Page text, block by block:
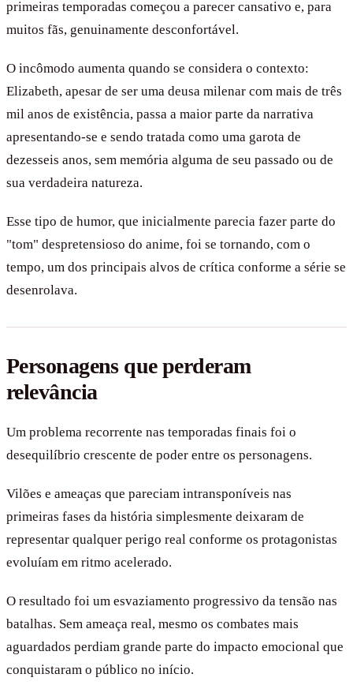
primeiras temporadas começou a parecer cansativo e, para
muitos fãs, genuinamente desconfortável.
O incômodo aumenta quando se considera o contexto:
Elizabeth, apesar de ser uma deusa milenar com mais de três
mil anos de existência, passa a maior parte da narrativa
apresentando-se e sendo tratada como uma garota de
dezesseis anos, sem memória alguma de seu passado ou de
sua verdadeira natureza.
Esse tipo de humor, que inicialmente parecia fazer parte do
"tom" despretensioso do anime, foi se tornando, com o
tempo, um dos principais alvos de crítica conforme a série se
desenrolava.
Personagens que perderam
relevância
Um problema recorrente nas temporadas finais foi o
desequilíbrio crescente de poder entre os personagens.
Vilões e ameaças que pareciam intransponíveis nas
primeiras fases da história simplesmente deixaram de
representar qualquer perigo real conforme os protagonistas
evoluíam em ritmo acelerado.
O resultado foi um esvaziamento progressivo da tensão nas
batalhas. Sem ameaça real, mesmo os combates mais
aguardados perdiam grande parte do impacto emocional que
conquistaram o público no início.